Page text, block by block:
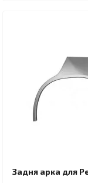
Задня арка для